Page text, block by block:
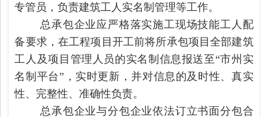
专管员，负责建筑工人实名制管理等工作。
总承包企业应严格落实施工现场技能工人配
备要求，在工程项目开工前将所承包项目全部建筑
工人及项目管理人员的实名制信息报送至“市州实
名制平台”，实时更新，并对信息的及时性、真实
性、完整性、准确性负责。
总承包企业与分包企业依法订立书面分包合